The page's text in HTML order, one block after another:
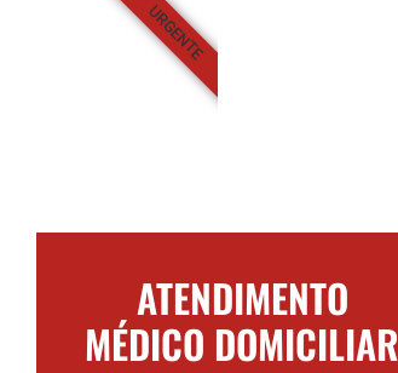
ATENDIMENTO
MÉDICO DOMICILIAR
URGENTE